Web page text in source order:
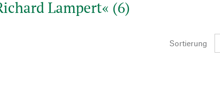
Lampert« (6)
Sortierung